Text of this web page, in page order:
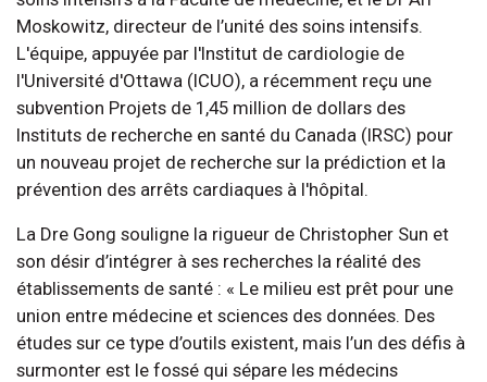
Moskowitz, directeur de l’unité des soins intensifs.
L'équipe, appuyée par l'Institut de cardiologie de
l'Université d'Ottawa (ICUO), a récemment reçu une
subvention Projets de 1,45 million de dollars des
Instituts de recherche en santé du Canada (IRSC) pour
un nouveau projet de recherche sur la prédiction et la
prévention des arrêts cardiaques à l'hôpital.
La Dre Gong souligne la rigueur de Christopher Sun et
son désir d’intégrer à ses recherches la réalité des
établissements de santé : « Le milieu est prêt pour une
union entre médecine et sciences des données. Des
études sur ce type d’outils existent, mais l’un des défis à
surmonter est le fossé qui sépare les médecins